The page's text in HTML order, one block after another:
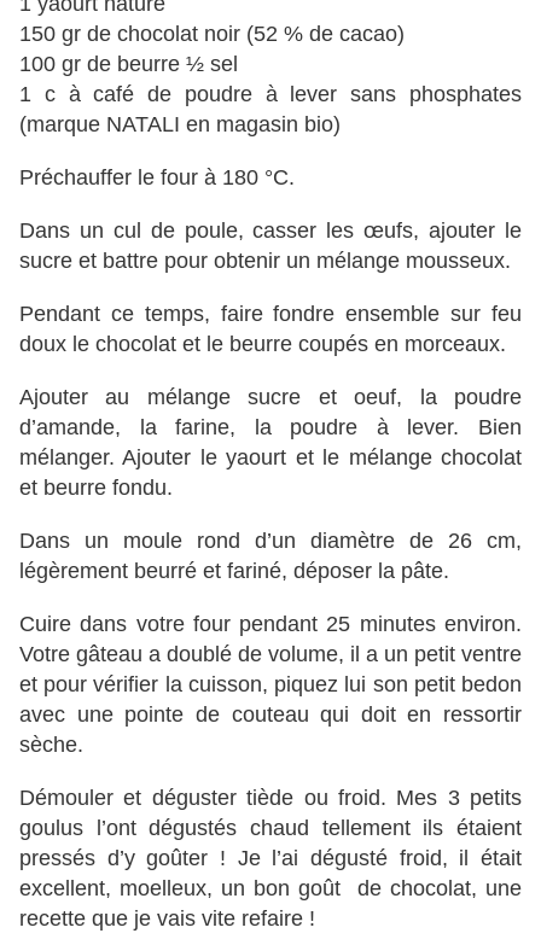
150 gr de chocolat noir (52 % de cacao)
100 gr de beurre ½ sel
1 c à café de poudre à lever sans phosphates
(marque NATALI en magasin bio)
Préchauffer le four à 180 °C.
Dans un cul de poule, casser les œufs, ajouter le
sucre et battre pour obtenir un mélange mousseux.
Pendant ce temps, faire fondre ensemble sur feu
doux le chocolat et le beurre coupés en morceaux.
Ajouter au mélange sucre et oeuf, la poudre
d’amande, la farine, la poudre à lever. Bien
mélanger. Ajouter le yaourt et le mélange chocolat
et beurre fondu.
Dans un moule rond d’un diamètre de 26 cm,
légèrement beurré et fariné, déposer la pâte.
Cuire dans votre four pendant 25 minutes environ.
Votre gâteau a doublé de volume, il a un petit ventre
et pour vérifier la cuisson, piquez lui son petit bedon
avec une pointe de couteau qui doit en ressortir
sèche.
Démouler et déguster tiède ou froid. Mes 3 petits
goulus l’ont dégustés chaud tellement ils étaient
pressés d’y goûter ! Je l’ai dégusté froid, il était
excellent, moelleux, un bon goût de chocolat, une
recette que je vais vite refaire !